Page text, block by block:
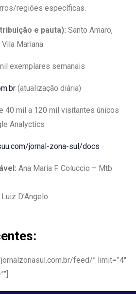
regiões específicas.
e pauta): Santo Amaro,
Mariana
exemplares semanais
(atualização diária)
40 mil a 120 mil visitantes únicos
Analyctics
jornal-zona-sul/docs
Ana Maria F. Coluccio – Mtb
D’Angelo
feed/” limit=”4″